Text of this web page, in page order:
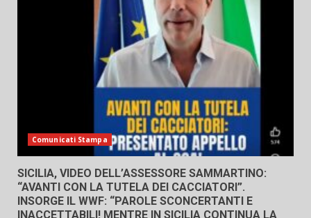
Comunicati Stampa
SICILIA, VIDEO DELL’ASSESSORE SAMMARTINO:
“AVANTI CON LA TUTELA DEI CACCIATORI”.
INSORGE IL WWF: “PAROLE SCONCERTANTI E
INACCETTABILI! MENTRE IN SICILIA CONTINUA LA